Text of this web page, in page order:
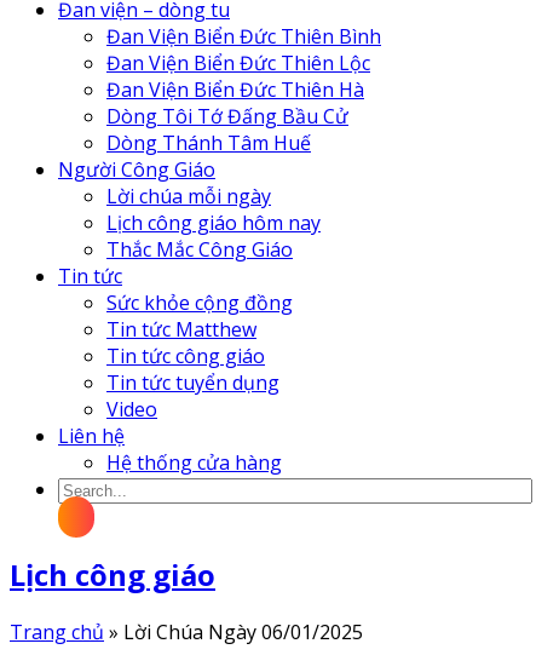
Đan Viện Biển Đức Thiên Lộc
Đan Viện Biển Đức Thiên Bình
Đan Viện Biển Đức Thiên Hà
Đan viện Thiên An
Tu Hội Nô Tỳ Thiên Chúa
Tu Viện Nữ Vương Hòa Bình
Cô Nhi Viện Thánh An Bùi Chu
Trung Tâm Khiếm Thị Nhật Hồng
Đan viện – dòng tu
Đan Viện Biển Đức Thiên Bình
Đan Viện Biển Đức Thiên Lộc
Đan Viện Biển Đức Thiên Hà
Dòng Tôi Tớ Đấng Bầu Cử
Dòng Thánh Tâm Huế
Người Công Giáo
Lời chúa mỗi ngày
Lịch công giáo hôm nay
Thắc Mắc Công Giáo
Tin tức
Sức khỏe cộng đồng
Tin tức Matthew
Tin tức công giáo
Tin tức tuyển dụng
Video
Liên hệ
Hệ thống cửa hàng
Lịch công giáo
Trang chủ » Lời Chúa Ngày 06/01/2025